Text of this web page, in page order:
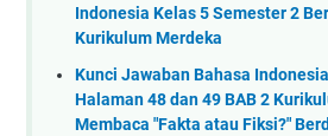
Indonesia Kelas 5 Semester 2
Kurikulum Merdeka
Kunci Jawaban Bahasa
Halaman 48 dan 49 BAB 2
Membaca "Fakta atau Fiksi?"